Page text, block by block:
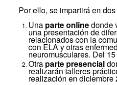
Por ello, se impartirá en
Una parte onlinedonde
una presentación de
relacionados con la
con ELA y otras
neuromusculares. Del
Otra parte presencial
realizarán talleres
realización en diciembre